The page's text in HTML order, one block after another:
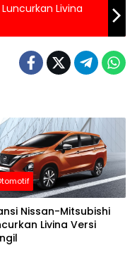
Livina
Nissan-Mitsubishi
Livina Versi